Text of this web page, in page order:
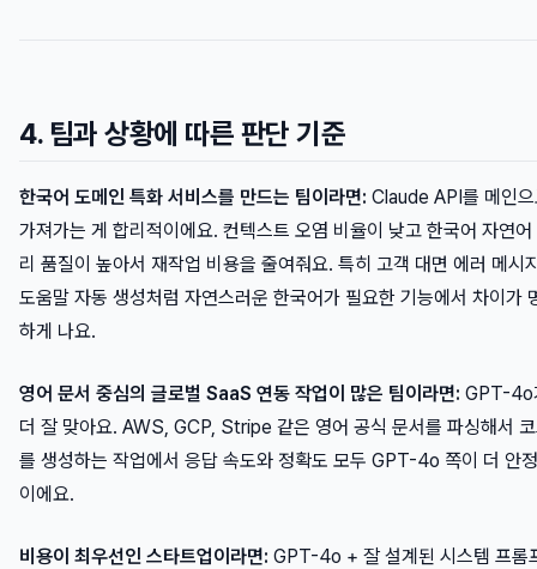
4. 팀과 상황에 따른 판단 기준
한국어 도메인 특화 서비스를 만드는 팀이라면: Claude API를 메인
가져가는 게 합리적이에요. 컨텍스트 오염 비율이 낮고 한국어 자연어
리 품질이 높아서 재작업 비용을 줄여줘요. 특히 고객 대면 에러 메시
도움말 자동 생성처럼 자연스러운 한국어가 필요한 기능에서 차이가
하게 나요.
영어 문서 중심의 글로벌 SaaS 연동 작업이 많은 팀이라면: GPT-4o
더 잘 맞아요. AWS, GCP, Stripe 같은 영어 공식 문서를 파싱해서
를 생성하는 작업에서 응답 속도와 정확도 모두 GPT-4o 쪽이 더 안
이에요.
비용이 최우선인 스타트업이라면: GPT-4o + 잘 설계된 시스템 프롬